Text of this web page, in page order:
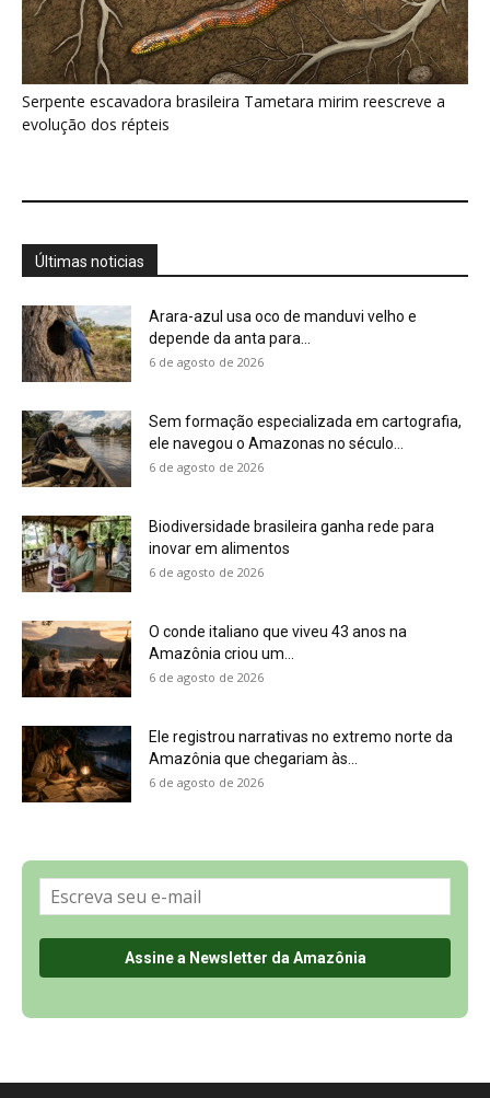
Serpente escavadora brasileira Tametara mirim reescreve a
evolução dos répteis
Últimas noticias
Arara-azul usa oco de manduvi velho e
depende da anta para...
6 de agosto de 2026
Sem formação especializada em cartografia,
ele navegou o Amazonas no século...
6 de agosto de 2026
Biodiversidade brasileira ganha rede para
inovar em alimentos
6 de agosto de 2026
O conde italiano que viveu 43 anos na
Amazônia criou um...
6 de agosto de 2026
Ele registrou narrativas no extremo norte da
Amazônia que chegariam às...
6 de agosto de 2026